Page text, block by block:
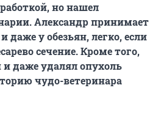
но нашел
Александр принимает
даже у обезьян, легко, если
сечение. Кроме того,
даже удалял опухоль
чудо-ветеринара